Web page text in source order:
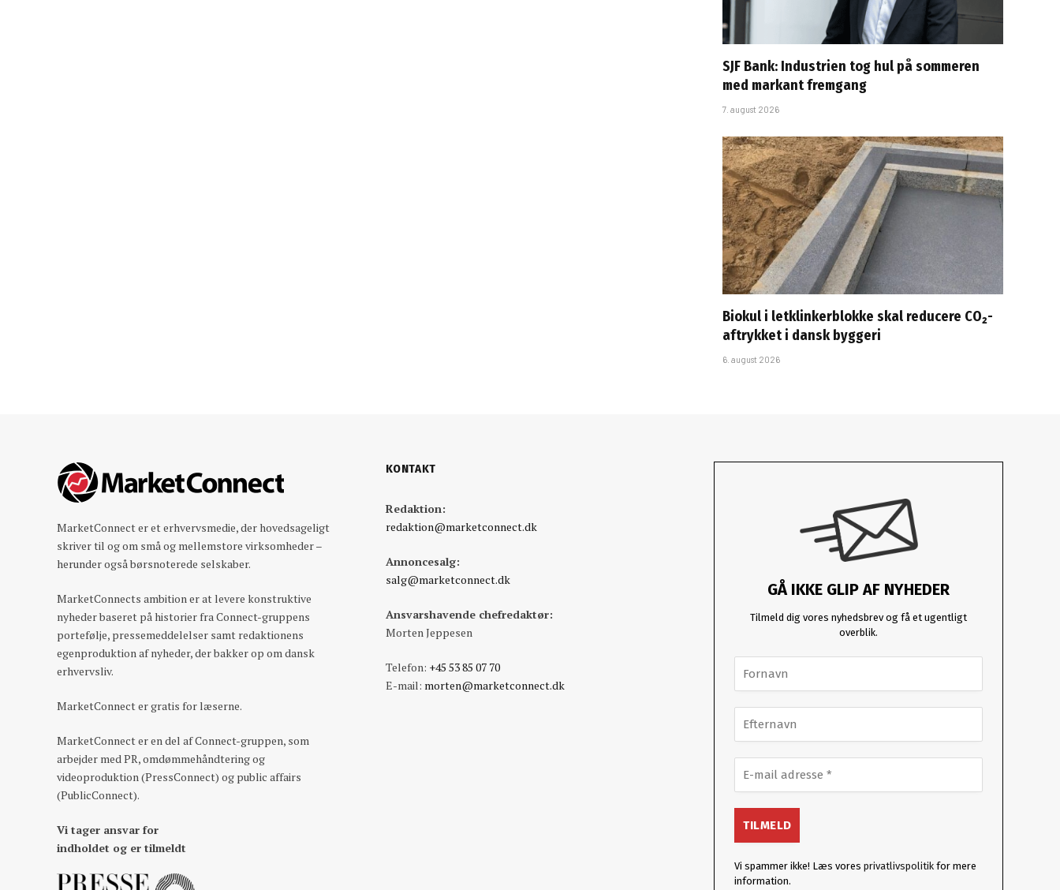
SJF Bank: Industrien tog hul på sommeren
med markant fremgang
7. august 2026
Biokul i letklinkerblokke skal reducere CO₂-
aftrykket i dansk byggeri
6. august 2026
MarketConnect er et erhvervsmedie, der hovedsageligt
skriver til og om små og mellemstore virksomheder –
herunder også børsnoterede selskaber.
MarketConnects ambition er at levere konstruktive
nyheder baseret på historier fra Connect-gruppens
portefølje, pressemeddelelser samt redaktionens
egenproduktion af nyheder, der bakker op om dansk
erhvervsliv.
MarketConnect er gratis for læserne.
MarketConnect er en del af Connect-gruppen, som
arbejder med PR, omdømmehåndtering og
videoproduktion (PressConnect) og public affairs
(PublicConnect).
Vi tager ansvar for
indholdet og er tilmeldt
KONTAKT
Redaktion:
redaktion@marketconnect.dk
Annoncesalg:
salg@marketconnect.dk
Ansvarshavende chefredaktør:
Morten Jeppesen
Telefon: +45 53 85 07 70
E-mail: morten@marketconnect.dk
GÅ IKKE GLIP AF NYHEDER
Tilmeld dig vores nyhedsbrev og få et ugentligt
overblik.
Vi spammer ikke! Læs voresprivatlivspolitik for mere
information.